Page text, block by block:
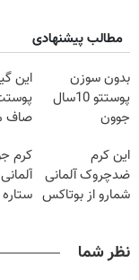
مطالب پیشنهادی
بدون سوزن
پوستتو 10سال
جوون
پاییزی
این
صاف
این کرم
ضدچروک آلمانی
شمارو از بوتاکس
امشب)
کرم
نظر شما